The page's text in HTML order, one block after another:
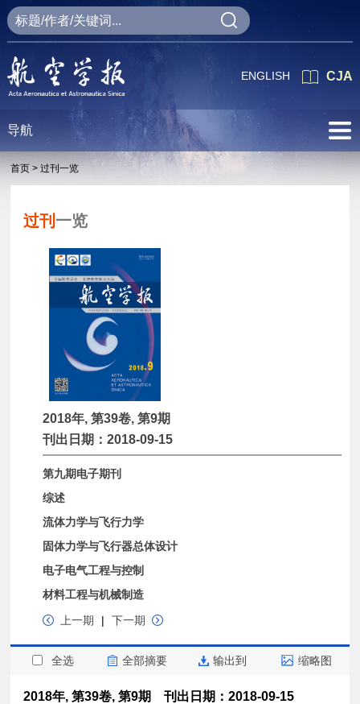
CJA
ENGLISH
导航
首页 > 过刊一览
过刊 一览
2018年, 第39卷, 第9期
刊出日期：2018-09-15
第九期电子期刊
综述
流体力学与飞行力学
固体力学与飞行器总体设计
电子电气工程与控制
材料工程与机械制造
上一期
| 下一期
全选 全部摘要 输出到 缩略图
2018年, 第39卷, 第9期 刊出日期：2018-09-15